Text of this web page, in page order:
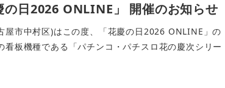
日2026 ONLINE」 開催のお知らせ
屋市中村区)はこの度、「花慶の日2026 ONLINE」の
板機種である「パチンコ・パチスロ花の慶次シリー